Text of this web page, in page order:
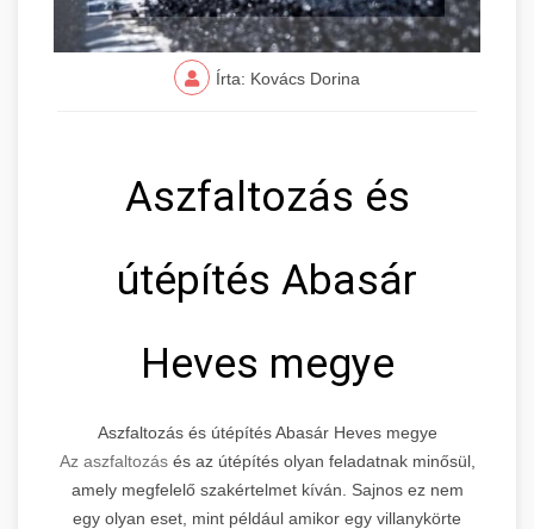
Írta: Kovács Dorina
Aszfaltozás és
útépítés Abasár
Heves megye
Aszfaltozás és útépítés Abasár Heves megye
Az aszfaltozásés az útépítés olyan feladatnak minősül,
amely megfelelő szakértelmet kíván. Sajnos ez nem
egy olyan eset, mint például amikor egy villanykörte